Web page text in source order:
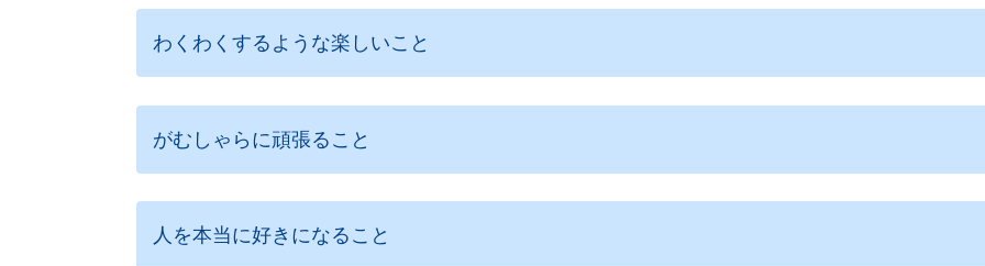
わくわくするような楽しいこと
がむしゃらに頑張ること
人を本当に好きになること